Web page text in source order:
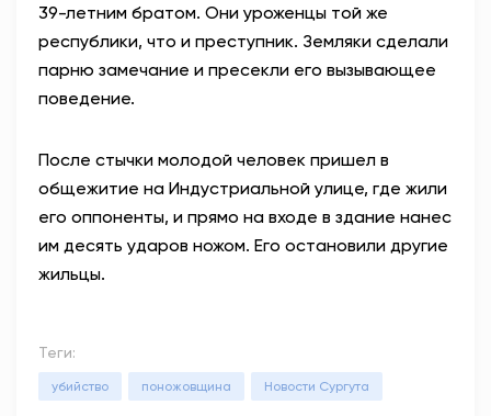
39-летним братом. Они уроженцы той же
республики, что и преступник. Земляки сделали
парню замечание и пресекли его вызывающее
поведение.
После стычки молодой человек пришел в
общежитие на Индустриальной улице, где жили
его оппоненты, и прямо на входе в здание нанес
им десять ударов ножом. Его остановили другие
жильцы.
Теги:
убийство поножовщина Новости Сургута